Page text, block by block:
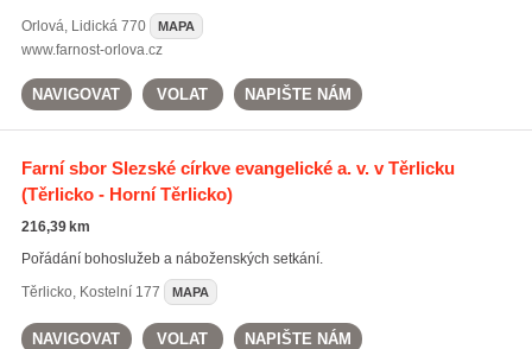
Orlová, Lidická 770 MAPA
www.farnost-orlova.cz
NAVIGOVAT VOLAT NAPIŠTE NÁM
Farní sbor Slezské církve evangelické a. v. v Těrlicku
(Těrlicko - Horní Těrlicko)
216,39 km
Pořádání bohoslužeb a náboženských setkání.
Těrlicko, Kostelní 177 MAPA
NAVIGOVAT VOLAT NAPIŠTE NÁM